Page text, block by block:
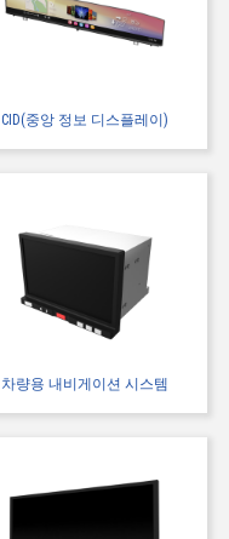
CID(중앙 정보 디스플레이)
차량용 내비게이션 시스템